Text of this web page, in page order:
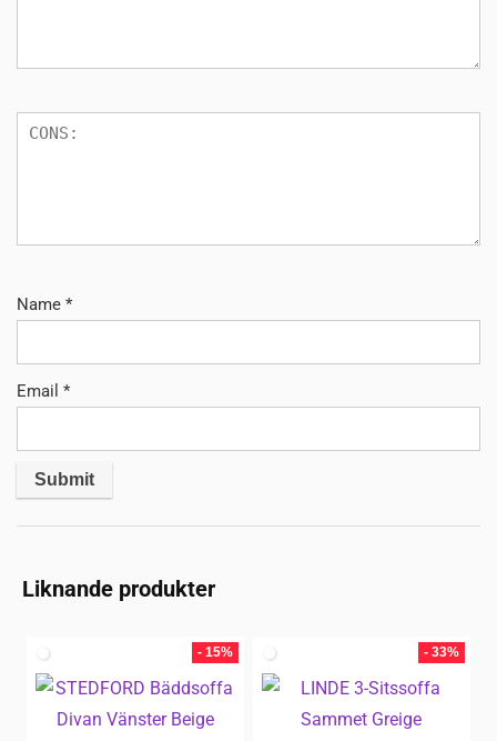
Name *
Email *
Liknande produkter
- 15% - 33%